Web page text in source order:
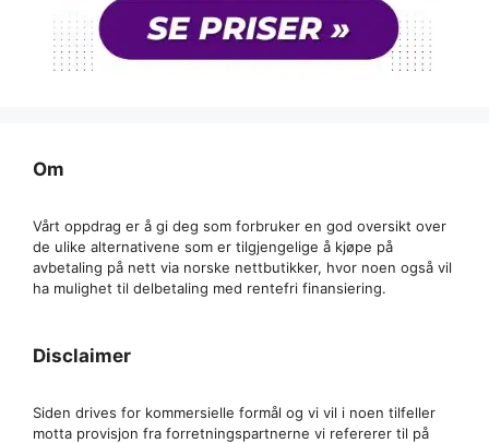
Om
Vårt oppdrag er å gi deg som forbruker en god oversikt over
de ulike alternativene som er tilgjengelige å kjøpe på
avbetaling på nett via norske nettbutikker, hvor noen også vil
ha mulighet til delbetaling med rentefri finansiering.
Disclaimer
Siden drives for kommersielle formål og vi vil i noen tilfeller
motta provisjon fra forretningspartnerne vi refererer til på